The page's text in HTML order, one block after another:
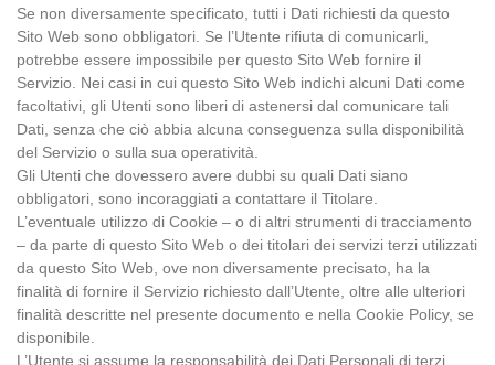
Se non diversamente specificato, tutti i Dati richiesti da questo
Sito Web sono obbligatori. Se l’Utente rifiuta di comunicarli,
potrebbe essere impossibile per questo Sito Web fornire il
Servizio. Nei casi in cui questo Sito Web indichi alcuni Dati come
facoltativi, gli Utenti sono liberi di astenersi dal comunicare tali
Dati, senza che ciò abbia alcuna conseguenza sulla disponibilità
del Servizio o sulla sua operatività.
Gli Utenti che dovessero avere dubbi su quali Dati siano
obbligatori, sono incoraggiati a contattare il Titolare.
L’eventuale utilizzo di Cookie – o di altri strumenti di tracciamento
– da parte di questo Sito Web o dei titolari dei servizi terzi utilizzati
da questo Sito Web, ove non diversamente precisato, ha la
finalità di fornire il Servizio richiesto dall’Utente, oltre alle ulteriori
finalità descritte nel presente documento e nella Cookie Policy, se
disponibile.
L’Utente si assume la responsabilità dei Dati Personali di terzi